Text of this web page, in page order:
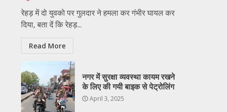
रेहड़ में दो युवको पर गुलदार ने हमला कर गंभीर घायल कर
दिया, बता दें कि रेहड़...
Read More
नगर में सुरक्षा व्यवस्था कायम रखने
के लिए की गयी बाइक से पेट्रोलिंग
April 3, 2025